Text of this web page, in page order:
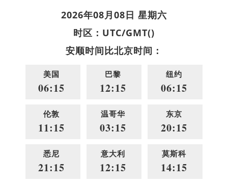
2026年08月08日 星期六
时区：UTC/GMT()
安顺时间比北京时间：
美国
06:15
巴黎
12:15
纽约
06:15
伦敦
11:15
温哥华
03:15
东京
20:15
悉尼
21:15
意大利
12:15
莫斯科
14:15